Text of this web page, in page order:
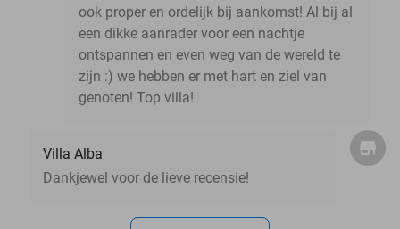
ook proper en ordelijk bij aankomst! Al bij al
een dikke aanrader voor een nachtje
ontspannen en even weg van de wereld te
zijn :) we hebben er met hart en ziel van
genoten! Top villa!
Villa Alba
Dankjewel voor de lieve recensie!